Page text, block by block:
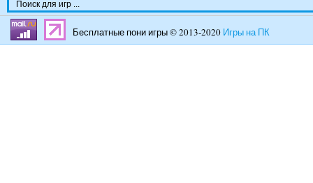
Бесплатные пони игры © 2013-2020 Игры на ПК